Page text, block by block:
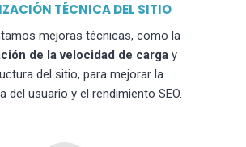
TÉCNICA DEL SITIO
mejoras técnicas, como la
de la velocidad de carga y
del sitio, para mejorar la
del usuario y el rendimiento SEO.